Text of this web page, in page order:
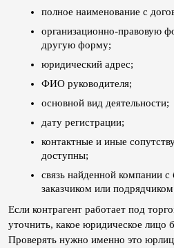
полное наименование с
организационно-
другую форму;
юридический адрес;
ФИО руководителя;
основной вид деятельности;
дату регистрации;
контактные и иные
доступны;
связь найденной компании
заказчиком или
Если контрагент работает под
уточнить, какое юридическое лицо
Проверять нужно именно это